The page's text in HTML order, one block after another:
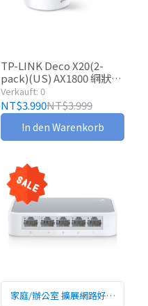
TP-LINK Deco X20(2-
pack)(US) AX1800 網狀路
由器系統
Verkauft: 0
NT$3.990NT$3.999
In den Warenkorb
家庭/辦公室 擴展網路好幫